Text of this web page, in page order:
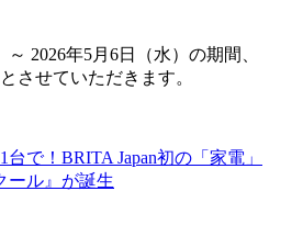
～ 2026年5月6日（水）の期間、
させていただきます。
で！BRITA Japan初の「家電」
ール』が誕生